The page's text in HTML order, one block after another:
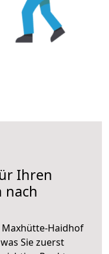
Ihren
nach
Haidhof
Sie zuerst